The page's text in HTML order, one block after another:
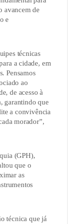
avancem de
e
técnicas
a cidade, em
Pensamos
ao
de acesso à
garantindo que
a convivência
morador”,
(GPH),
que o
as
técnica que já